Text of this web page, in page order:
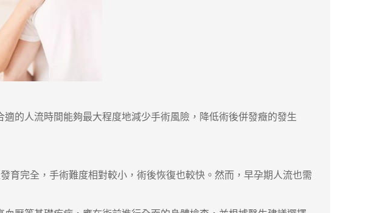
人流時間能夠最大程度地減少手術風險，降低術後併發癥的發生
完全，手術難度相對較小，術後恢復也較快。然而，早孕期人流也需